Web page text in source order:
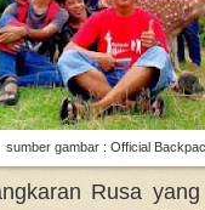
sumber gambar : Official
Rusa